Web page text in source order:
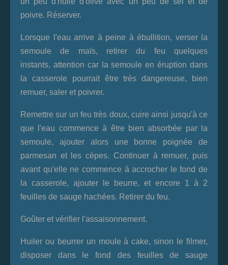
poivre. Réserver.
Lorsque l'eau arrive à peine à ébullition, verser la
semoule de maïs, retirer du feu quelques
instants, attention car la semoule en éruption dans
la casserole pourrait être très dangereuse, bien
remuer, saler et poivrer.
Remettre sur un feu très doux, cuire ainsi jusqu'à ce
que l'eau commence à être bien absorbée par la
semoule, ajouter alors une bonne poignée de
parmesan et les cèpes. Continuer à remuer, puis
avant qu'elle ne commence à accrocher le fond de
la casserole, ajouter le beurre, et encore 1 à 2
feuilles de sauge hachées. Retirer du feu.
Goûter et vérifier l'assaisonnement.
Huiler ou beurrer un moule à cake, sinon le filmer,
disposer dans le fond des feuilles de sauge